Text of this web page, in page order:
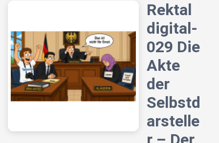
Rektal
digital-
029 Die
Akte
der
Selbstd
arstelle